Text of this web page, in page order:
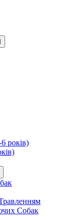
років)
Собак